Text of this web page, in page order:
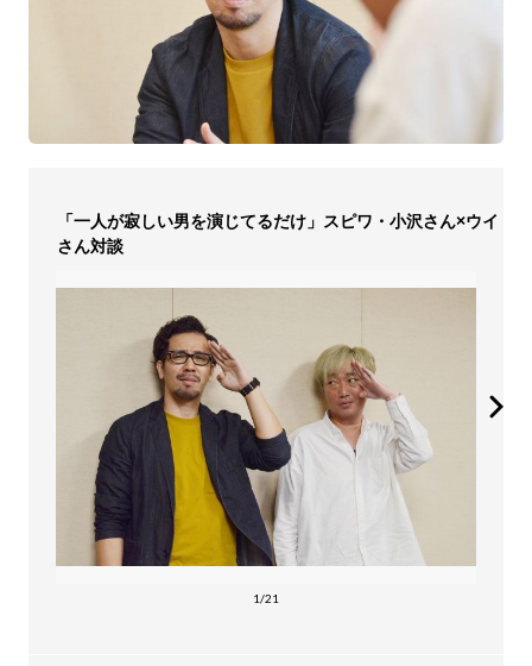
「一人が寂しい男を演じてるだけ」スピワ・小沢さん×ウイ
さん対談
1/21